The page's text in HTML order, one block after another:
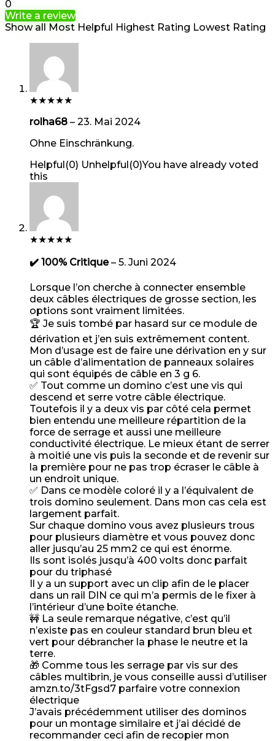
0
Write a review
Show all Most Helpful Highest Rating Lowest Rating
★★★★★
rolha68 – 23. Mai 2024
Ohne Einschränkung.
Helpful(0) Unhelpful(0)You have already voted
this
★★★★★
✔️ 100% Critique– 5. Juni 2024
Lorsque l’on cherche à connecter ensemble
deux câbles électriques de grosse section, les
options sont vraiment limitées.
🏆 Je suis tombé par hasard sur ce module de
dérivation et j’en suis extrêmement content.
Mon d’usage est de faire une dérivation en y sur
un câble d’alimentation de panneaux solaires
qui sont équipés de câble en 3 g 6.
✅ Tout comme un domino c’est une vis qui
descend et serre votre câble électrique.
Toutefois il y a deux vis par côté cela permet
bien entendu une meilleure répartition de la
force de serrage et aussi une meilleure
conductivité électrique. Le mieux étant de serrer
à moitié une vis puis la seconde et de revenir sur
la première pour ne pas trop écraser le câble à
un endroit unique.
✅ Dans ce modèle coloré il y a l’équivalent de
trois domino seulement. Dans mon cas cela est
largement parfait.
Sur chaque domino vous avez plusieurs trous
pour plusieurs diamètre et vous pouvez donc
aller jusqu’au 25 mm2 ce qui est énorme.
Ils sont isolés jusqu’à 400 volts donc parfait
pour du triphasé
Il y a un support avec un clip afin de le placer
dans un rail DIN ce qui m’a permis de le fixer à
l’intérieur d’une boîte étanche.
🚧 La seule remarque négative, c’est qu’il
n’existe pas en couleur standard brun bleu et
vert pour débrancher la phase le neutre et la
terre.
🎁 Comme tous les serrage par vis sur des
câbles multibrin, je vous conseille aussi d’utiliser
amzn.to/3tFgsd7 parfaire votre connexion
électrique
J’avais précédemment utiliser des dominos
pour un montage similaire et j’ai décidé de
recommander ceci afin de recopier mon